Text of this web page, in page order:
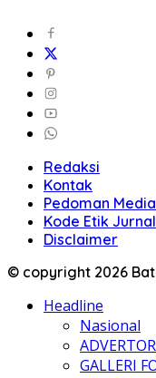
Redaksi
Kontak
Pedoman
Kode Etik
Disclaimer
© copyright 2026
Headline
Nasional
GALLERI